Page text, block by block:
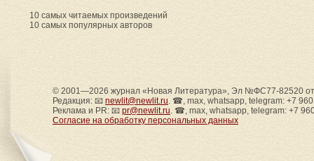
10 самых читаемых произведений
10 самых популярных авторов
© 2001—2026 журнал «Новая Литература», Эл №ФС77-82520
Редакция: 📧 newlit@newlit.ru. ☎, max, whatsapp, telegram: +7
Реклама и PR: 📧 pr@newlit.ru. ☎, max, whatsapp, telegram: +7
Согласие на обработку персональных данных